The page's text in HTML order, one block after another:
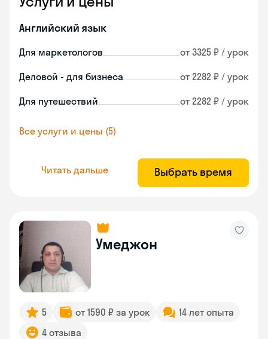
Английский язык
Для маркетологов от 3325 ₽ / урок
Деловой - для бизнеса от 2282 ₽ / урок
Для путешествий от 2282 ₽ / урок
Все услуги и цены (5)
Читать дальше Выбрать время
Умеджон
5 от 1590 ₽ за урок
14 лет опыта
4 отзыва